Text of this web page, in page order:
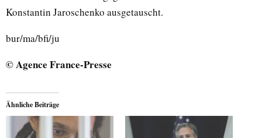
Konstantin Jaroschenko ausgetauscht.
bur/ma/bfi/ju
© Agence France-Presse
Ähnliche Beiträge